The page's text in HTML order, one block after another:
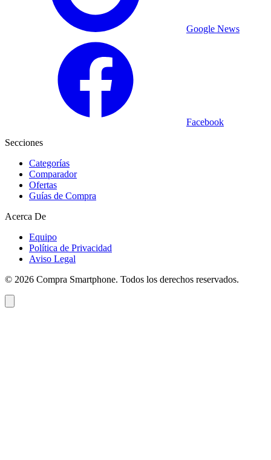
Google News
Facebook
Secciones
Categorías
Comparador
Ofertas
Guías de Compra
Acerca De
Equipo
Política de Privacidad
Aviso Legal
© 2026 Compra Smartphone. Todos los derechos reservados.